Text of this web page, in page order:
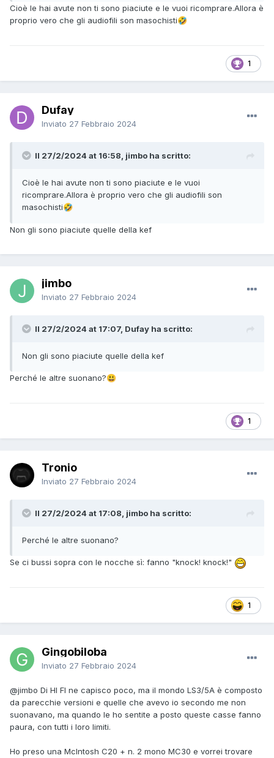
Cioè le hai avute non ti sono piaciute e le vuoi ricomprare.Allora è
proprio vero che gli audiofili son masochisti🤣
1
Dufay
Inviato 27 Febbraio 2024
Il 27/2/2024 at 16:58, jimbo ha scritto:
Cioè le hai avute non ti sono piaciute e le vuoi
ricomprare.Allora è proprio vero che gli audiofili son
masochisti🤣
Non gli sono piaciute quelle della kef
jimbo
Inviato 27 Febbraio 2024
Il 27/2/2024 at 17:07, Dufay ha scritto:
Non gli sono piaciute quelle della kef
Perché le altre suonano?😃
1
Tronio
Inviato 27 Febbraio 2024
Il 27/2/2024 at 17:08, jimbo ha scritto:
Perché le altre suonano?
Se ci bussi sopra con le nocche sì: fanno "knock! knock!"
1
Gingobiloba
Inviato 27 Febbraio 2024
@jimbo Di HI FI ne capisco poco, ma il mondo LS3/5A è composto
da parecchie versioni e quelle che avevo io secondo me non
suonavano, ma quando le ho sentite a posto queste casse fanno
paura, con tutti i loro limiti.
Ho preso una McIntosh C20 + n. 2 mono MC30 e vorrei trovare